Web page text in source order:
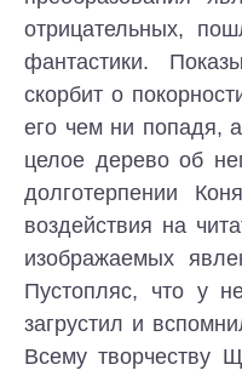
отрицательных,
фантастики.
скорбит о
его чем ни попадя,
целое дерево об
долготерпении
воздействия на
изображаемых
Пустопляс, что у
загрустил и
Всему творчеству